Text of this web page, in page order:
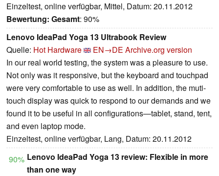
Einzeltest, online verfügbar, Mittel, Datum: 20.11.2012
Bewertung: Gesamt: 90%
Lenovo IdeaPad Yoga 13 Ultrabook Review
Quelle: Hot Hardware EN→DE Archive.org version
In our real world testing, the system was a pleasure to use.
Not only was it responsive, but the keyboard and touchpad
were very comfortable to use as well. In addition, the muti-
touch display was quick to respond to our demands and we
found it to be useful in all configurations—tablet, stand, tent,
and even laptop mode.
Einzeltest, online verfügbar, Lang, Datum: 20.11.2012
90% Lenovo IdeaPad Yoga 13 review: Flexible in more
than one way